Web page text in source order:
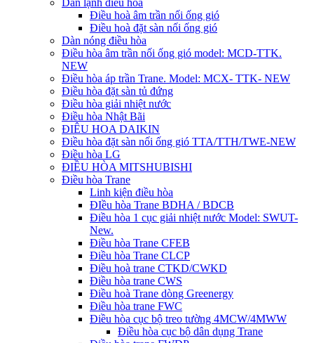
Dàn lạnh điều hòa
Điều hoà âm trần nối ống gió
Điều hoà đặt sàn nối ống gió
Dàn nóng điều hòa
Điều hòa âm trần nối ống gió model: MCD-TTK.
NEW
Điều hòa áp trần Trane. Model: MCX- TTK- NEW
Điều hòa đặt sàn tủ đứng
Điều hòa giải nhiệt nước
Điều hòa Nhật Bãi
ĐIÊU HOA DAIKIN
Điều hòa đặt sàn nối ống gió TTA/TTH/TWE-NEW
Điều hòa LG
ĐIỀU HÒA MITSHUBISHI
Điều hòa Trane
Linh kiện điều hòa
ĐIều hòa Trane BDHA / BDCB
Điều hòa 1 cục giải nhiệt nước Model: SWUT-
New.
Điều hòa Trane CFEB
Điều hòa Trane CLCP
Điều hoà trane CTKD/CWKD
Điều hòa trane CWS
Điều hoà Trane dòng Greenergy
Điều hòa trane FWC
Điều hòa cục bộ treo tường 4MCW/4MWW
Điều hòa cục bộ dân dụng Trane